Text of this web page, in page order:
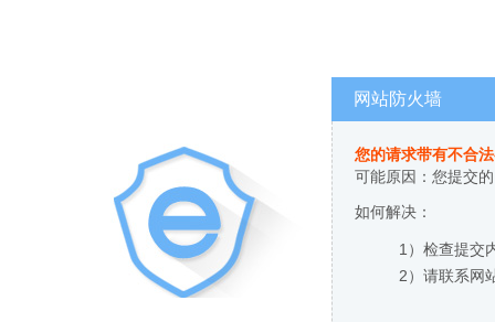
网站防火墙
您的请求带有不合
可能原因：您提交
如何解决：
1）检查提交
2）请联系网